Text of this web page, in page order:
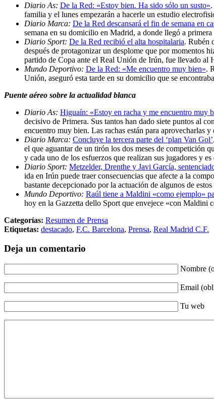
Diario As: De la Red: «Estoy bien. Ha sido sólo un susto»
familia y el lunes empezarán a hacerle un estudio
Diario Marca: De la Red descansará el fin de semana en
semana en su domicilio en Madrid, a donde llegó a
Diario Sport: De la Red recibió el alta hospitalaria. Rubén
después de protagonizar un desplome que por momentos
partido de Copa ante el Real Unión de Irún, fue llevado
Mundo Deportivo: De la Red: «Me encuentro muy bien».
Unión, aseguró esta tarde en su domicilio que se
Puente aéreo sobre la actualidad blanca
Diario As: Higuaín: «Estoy en racha y me encuentro muy
decisivo de Primera. Sus tantos han dado siete puntos al
encuentro muy bien. Las rachas están para
Diario Marca: Concluye la tercera parte del ‘plan Van Gol’
el que aguantar de un tirón los dos meses de competición
y cada uno de los esfuerzos que realizan sus jugadores y
Diario Sport: Metzelder, Drenthe y Javi García,
ida en Irún puede traer consecuencias que afecte a la
bastante decepcionado por la actuación de algunos de
Mundo Deportivo: Raúl tiene a Maldini «como ejemplo»
hoy en la Gazzetta dello Sport que envejece «con
Categorías: Resumen de Prensa
Etiquetas: destacado, F.C. Barcelona, Prensa, Real Madrid C.F.
Deja un comentario
Nombre
Email
Tu web